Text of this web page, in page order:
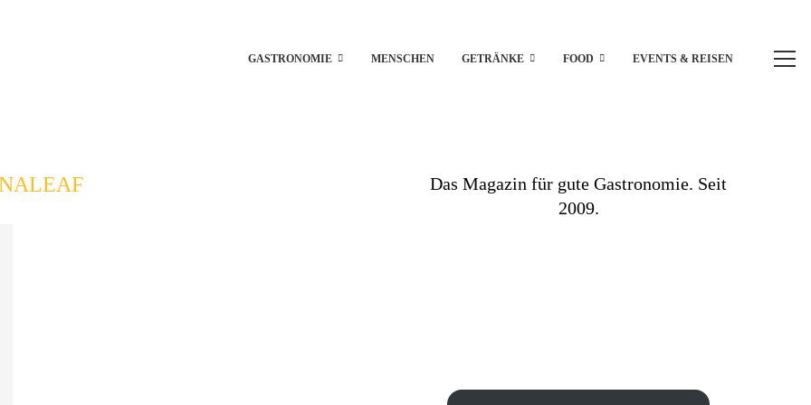
GASTRONOMIE MENSCHEN GETRÄNKE FOOD EVENTS & REISEN
Das Magazin für gute Gastronomie. Seit
2009.